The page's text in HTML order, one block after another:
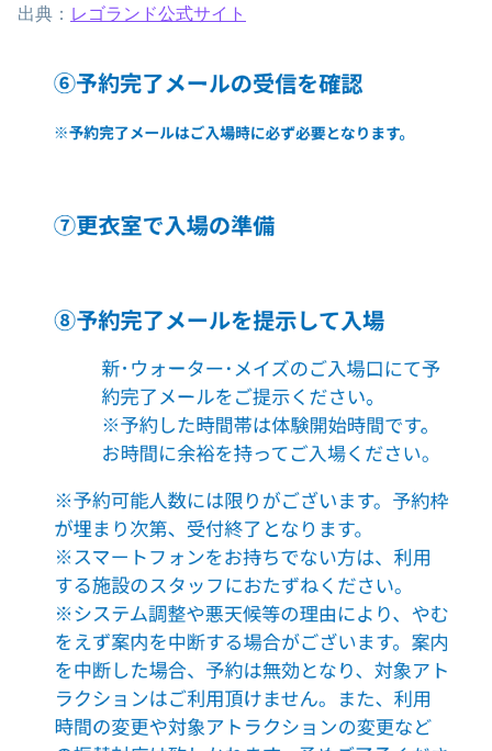
出典： レゴランド公式サイト